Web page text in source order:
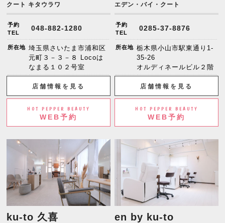
クート キタウラワ
予約
TEL
048-882-1280
所在地 埼玉県さいたま市浦和区
元町３－３－８ Locoは
なまる１０２号室
店舗情報を見る
HOT PEPPER BEAUTY
WEB予約
エデン・バイ・クート
予約
TEL
0285-37-8876
所在地 栃木県小山市駅東通り1-
35-26
オルディネールビル２階
店舗情報を見る
HOT PEPPER BEAUTY
WEB予約
ku-to 久喜 en by ku-to